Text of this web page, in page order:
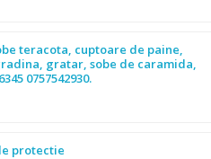
teracota, cuptoare de paine,
gratar, sobe de caramida,
0757542930.
protectie